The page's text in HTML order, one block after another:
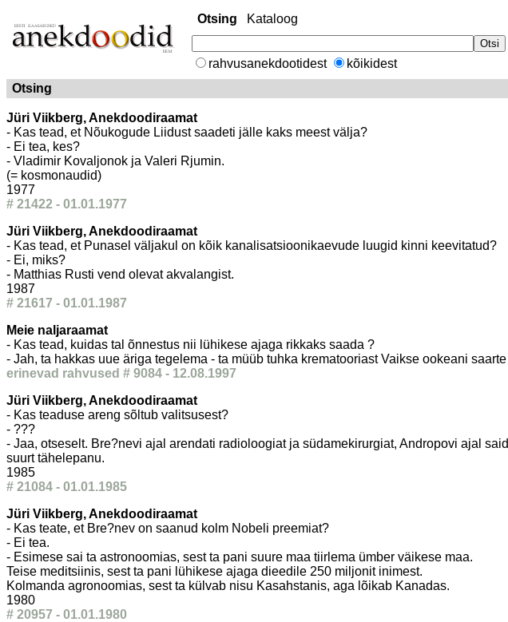
Otsing
Kataloog
rahvusanekdootidest
kõikidest
Otsing
Jüri Viikberg, Anekdoodiraamat
- Kas tead, et Nõukogude Liidust saadeti jälle kaks meest välja?
- Ei tea, kes?
- Vladimir Kovaljonok ja Valeri Rjumin.
(= kosmonaudid)
1977
# 21422 - 01.01.1977
Jüri Viikberg, Anekdoodiraamat
- Kas tead, et Punasel väljakul on kõik kanalisatsioonikaevude luugid kinni keevitatud?
- Ei, miks?
- Matthias Rusti vend olevat akvalangist.
1987
# 21617 - 01.01.1987
Meie naljaraamat
- Kas tead, kuidas tal õnnestus nii lühikese ajaga rikkaks saada ?
- Jah, ta hakkas uue äriga tegelema - ta müüb tuhka krematooriast Vaikse ookeani
erinevad rahvused # 9084 - 12.08.1997
Jüri Viikberg, Anekdoodiraamat
- Kas teaduse areng sõltub valitsusest?
- ???
- Jaa, otseselt. Bre?nevi ajal arendati radioloogiat ja südamekirurgiat, Andropovi ajal
suurt tähelepanu.
1985
# 21084 - 01.01.1985
Jüri Viikberg, Anekdoodiraamat
- Kas teate, et Bre?nev on saanud kolm Nobeli preemiat?
- Ei tea.
- Esimese sai ta astronoomias, sest ta pani suure maa tiirlema ümber väikese maa.
Teise meditsiinis, sest ta pani lühikese ajaga dieedile 250 miljonit inimest.
Kolmanda agronoomias, sest ta külvab nisu Kasahstanis, aga lõikab Kanadas.
1980
# 20957 - 01.01.1980